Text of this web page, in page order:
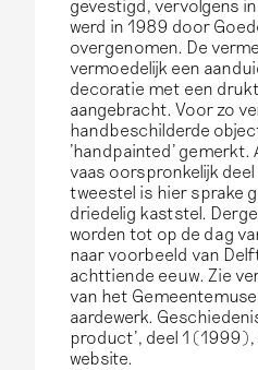
gevestigd, vervolgens
werd in 1989 door
overgenomen. De
vermoedelijk een
decoratie met een
aangebracht. Voor zo
handbeschilderde
'handpainted' gemerkt.
vaas oorspronkelijk
tweestel is hier sprake
driedelig kaststel.
worden tot op de dag
naar voorbeeld van
achttiende eeuw. Zie
van het
aardewerk.
product', deel 1 (1999),
website.